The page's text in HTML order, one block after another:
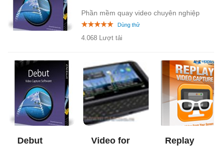
Phần mềm quay video chuyên nghiệp
4.068 Lượt tải
Debut
Video for
Replay